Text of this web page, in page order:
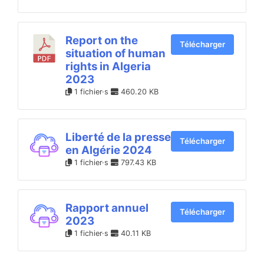
Report on the
situation of human
rights in Algeria
2023
1 fichier·s 460.20 KB
Télécharger
Liberté de la presse
en Algérie 2024
1 fichier·s 797.43 KB
Télécharger
Rapport annuel
2023
1 fichier·s 40.11 KB
Télécharger